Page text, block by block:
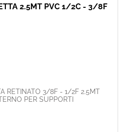
2.5MT PVC 1/2C - 3/8F
RETINATO 3/8F - 1/2F 2.5MT
PER SUPPORTI